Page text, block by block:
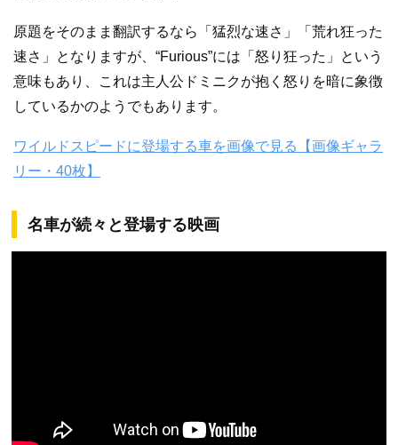
原題をそのまま翻訳するなら「猛烈な速さ」「荒れ狂った
速さ」となりますが、“Furious”には「怒り狂った」という
意味もあり、これは主人公ドミニクが抱く怒りを暗に象徴
しているかのようでもあります。
ワイルドスピードに登場する車を画像で見る【画像ギャラ
リー・40枚】
名車が続々と登場する映画